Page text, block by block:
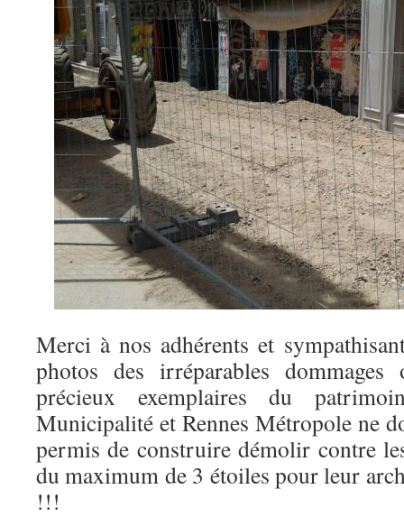
Merci à nos adhérents et
photos des irréparables dommages
précieux exemplaires du
Municipalité et Rennes Métropole ne
permis de construire démolir contre
du maximum de 3 étoiles pour leur
!!!